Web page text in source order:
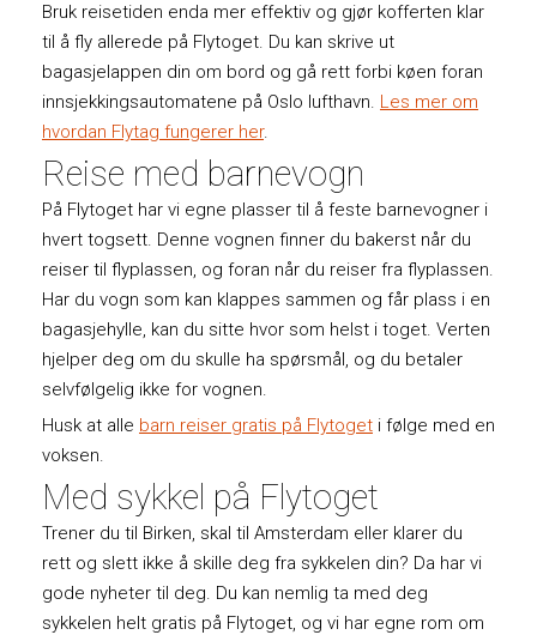
Bruk reisetiden enda mer effektiv og gjør kofferten klar
til å fly allerede på Flytoget. Du kan skrive ut
bagasjelappen din om bord og gå rett forbi køen foran
innsjekkingsautomatene på Oslo lufthavn. Les mer om
hvordan Flytag fungerer her.
Reise med barnevogn
På Flytoget har vi egne plasser til å feste barnevogner i
hvert togsett. Denne vognen finner du bakerst når du
reiser til flyplassen, og foran når du reiser fra flyplassen.
Har du vogn som kan klappes sammen og får plass i en
bagasjehylle, kan du sitte hvor som helst i toget. Verten
hjelper deg om du skulle ha spørsmål, og du betaler
selvfølgelig ikke for vognen.
Husk at alle barn reiser gratis på Flytoget i følge med en
voksen.
Med sykkel på Flytoget
Trener du til Birken, skal til Amsterdam eller klarer du
rett og slett ikke å skille deg fra sykkelen din? Da har vi
gode nyheter til deg. Du kan nemlig ta med deg
sykkelen helt gratis på Flytoget, og vi har egne rom om